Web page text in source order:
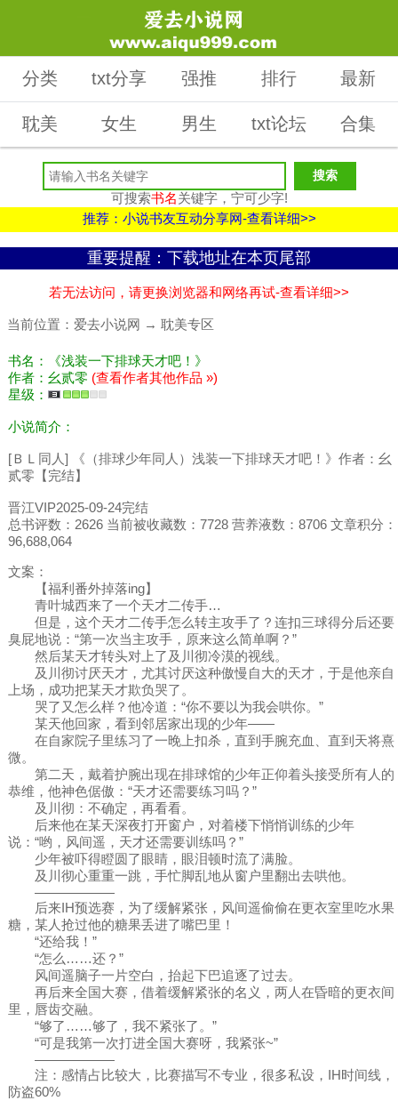
分类 txt分享 强推 排行 最新
耽美 女生 男生 txt论坛 合集
可搜索书名关键字，宁可少字!
推荐：小说书友互动分享网-查看详细>>
重要提醒：下载地址在本页尾部
若无法访问，请更换浏览器和网络再试-查看详细>>
当前位置： 爱去小说网 → 耽美专区
书名：《浅装一下排球天才吧！》
作者：幺贰零 (查看作者其他作品 »)
星级：
小说简介：
[ＢＬ同人] 《（排球少年同人）浅装一下排球天才吧！》作者：幺
贰零【完结】
晋江VIP2025-09-24完结
总书评数：2626 当前被收藏数：7728 营养液数：8706 文章积分：
96,688,064
文案：
【福利番外掉落ing】
青叶城西来了一个天才二传手…
但是，这个天才二传手怎么转主攻手了？连扣三球得分后还要
臭屁地说：“第一次当主攻手，原来这么简单啊？”
然后某天才转头对上了及川彻冷漠的视线。
及川彻讨厌天才，尤其讨厌这种傲慢自大的天才，于是他亲自
上场，成功把某天才欺负哭了。
哭了又怎么样？他冷道：“你不要以为我会哄你。”
某天他回家，看到邻居家出现的少年——
在自家院子里练习了一晚上扣杀，直到手腕充血、直到天将熹
微。
第二天，戴着护腕出现在排球馆的少年正仰着头接受所有人的
恭维，他神色倨傲：“天才还需要练习吗？”
及川彻：不确定，再看看。
后来他在某天深夜打开窗户，对着楼下悄悄训练的少年
说：“哟，风间遥，天才还需要训练吗？”
少年被吓得瞪圆了眼睛，眼泪顿时流了满脸。
及川彻心重重一跳，手忙脚乱地从窗户里翻出去哄他。
——————
后来IH预选赛，为了缓解紧张，风间遥偷偷在更衣室里吃水果
糖，某人抢过他的糖果丢进了嘴巴里！
“还给我！”
“怎么……还？”
风间遥脑子一片空白，抬起下巴追逐了过去。
再后来全国大赛，借着缓解紧张的名义，两人在昏暗的更衣间
里，唇齿交融。
“够了……够了，我不紧张了。”
“可是我第一次打进全国大赛呀，我紧张~”
——————
注：感情占比较大，比赛描写不专业，很多私设，IH时间线，
防盗60%